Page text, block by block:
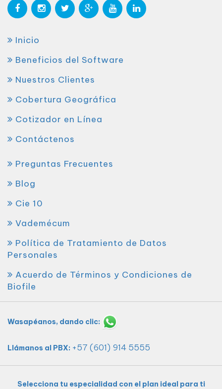
Inicio
Beneficios del Software
Nuestros Clientes
Cobertura Geográfica
Cotizador en Línea
Contáctenos
Preguntas Frecuentes
Blog
Cie 10
Vademécum
Política de Tratamiento de Datos
Personales
Acuerdo de Términos y Condiciones de
Biofile
Wasapéanos, dando clic:
Llámanos al PBX: +57 (601) 914 5555
Selecciona tu especialidad con el plan ideal para ti